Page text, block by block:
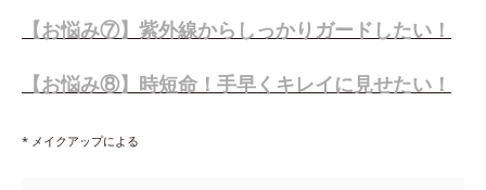
【お悩み⑦】紫外線からしっかりガードしたい！
【お悩み⑧】時短命！手早くキレイに見せたい！
* メイクアップによる